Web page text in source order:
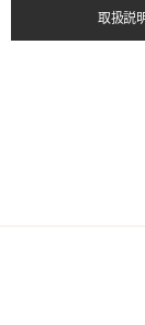
取扱説明